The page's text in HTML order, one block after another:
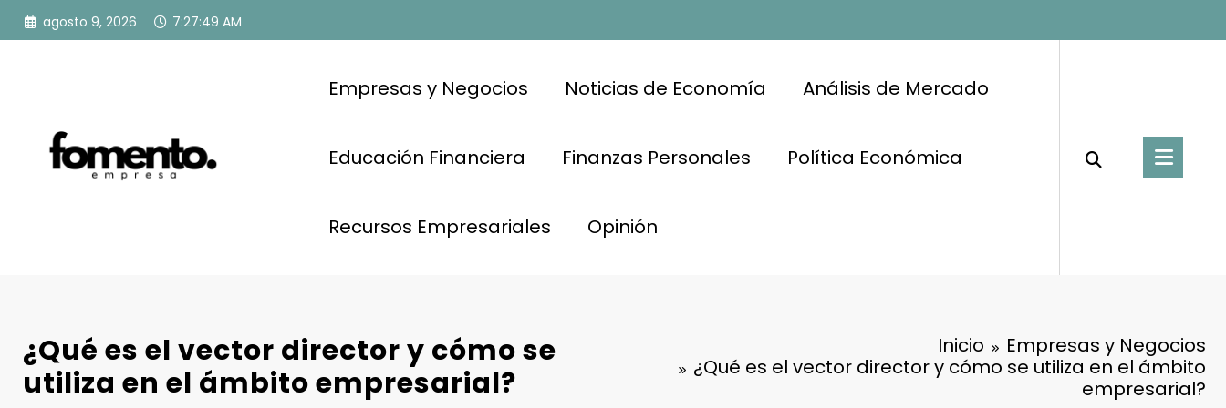
Saltar
agosto 9, 2026 7:27:50 AM
Empresas y Negocios Noticias de Economía Análisis de Mercado
Educación Financiera Finanzas Personales Política Económica
Recursos Empresariales Opinión
¿Qué es el vector director y cómo se
utiliza en el ámbito empresarial?
Inicio
Empresas y Negocios
¿Qué es el vector director y cómo se utiliza en el ámbito
empresarial?